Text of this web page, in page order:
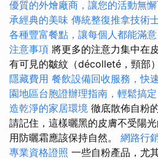
優質的外燴廠商，讓您的活動無
承經典的美味 傳統整復推拿技術
各種豐富餐點，讓每個人都能滿意
注意事項 將更多的注意力集中在
有可見的皺紋（décolleté，頸部）
隱藏費用 餐飲設備回收服務，快
園地區台胞證辦理指南，輕鬆搞定
造乾淨的家居環境 徹底散佈自粉
請記住，這樣曬黑的皮膚不受陽
用防曬霜應該保持自然。 網路行
專業資格證照 一些自粉產品，尤